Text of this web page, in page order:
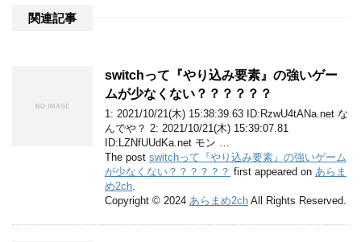
関連記事
switchって『やり込み要素』の強いゲー
ムが少なくない？？？？？？
1: 2021/10/21(木) 15:38:39.63 ID:RzwU4tANa.net な
んでや？ 2: 2021/10/21(木) 15:39:07.81
ID:LZNfUUdKa.net モン …
The post switchって『やり込み要素』の強いゲーム
が少なくない？？？？？？ first appeared on あらま
め2ch
Copyright © 2024 あらまめ2ch All Rights Reserved.